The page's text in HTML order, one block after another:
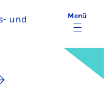
und
Menü